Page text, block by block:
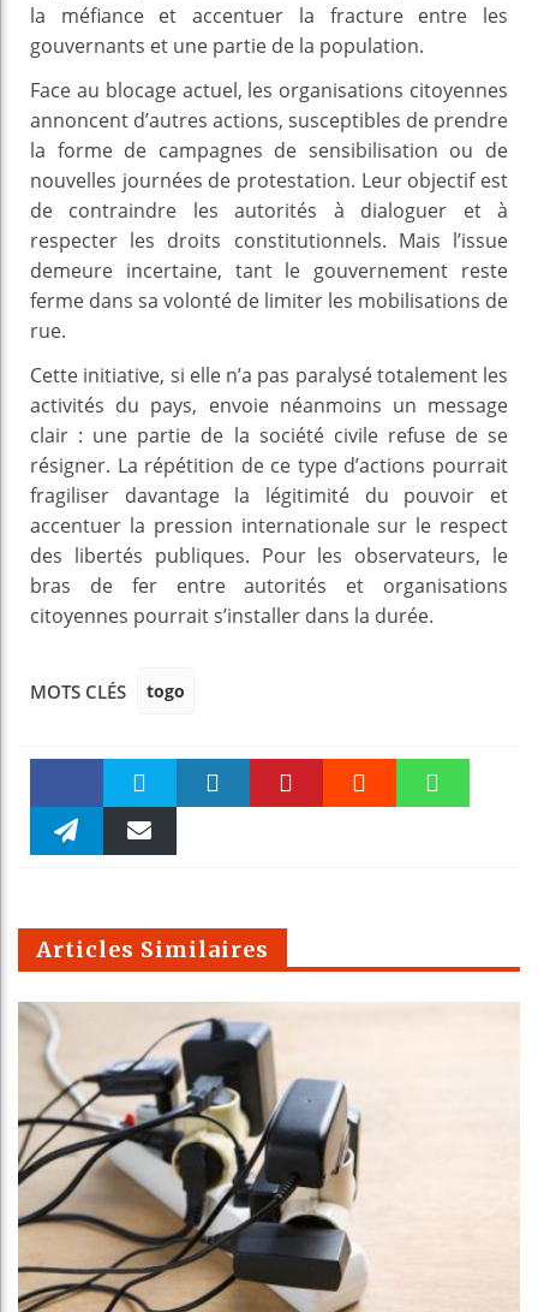
la méfiance et accentuer la fracture entre les
gouvernants et une partie de la population.
Face au blocage actuel, les organisations citoyennes
annoncent d’autres actions, susceptibles de prendre
la forme de campagnes de sensibilisation ou de
nouvelles journées de protestation. Leur objectif est
de contraindre les autorités à dialoguer et à
respecter les droits constitutionnels. Mais l’issue
demeure incertaine, tant le gouvernement reste
ferme dans sa volonté de limiter les mobilisations de
rue.
Cette initiative, si elle n’a pas paralysé totalement les
activités du pays, envoie néanmoins un message
clair : une partie de la société civile refuse de se
résigner. La répétition de ce type d’actions pourrait
fragiliser davantage la légitimité du pouvoir et
accentuer la pression internationale sur le respect
des libertés publiques. Pour les observateurs, le
bras de fer entre autorités et organisations
citoyennes pourrait s’installer dans la durée.
MOTS CLÉS togo
Faceboo Twitter
m
Articles Similaires